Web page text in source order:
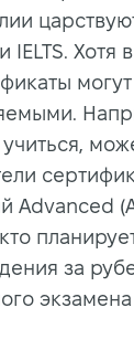
IELTS. Хотя
Advanced
за